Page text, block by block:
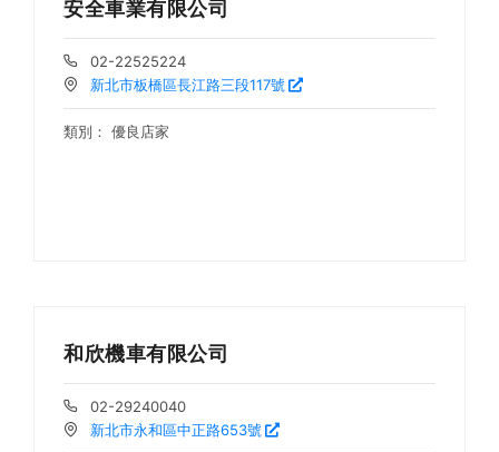
安全車業有限公司
02-22525224
新北市板橋區長江路三段117號
類別： 優良店家
和欣機車有限公司
02-29240040
新北市永和區中正路653號